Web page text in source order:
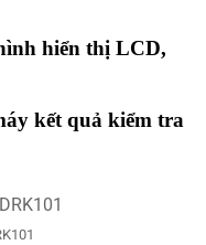
hiển thị LCD,
kết quả kiểm tra